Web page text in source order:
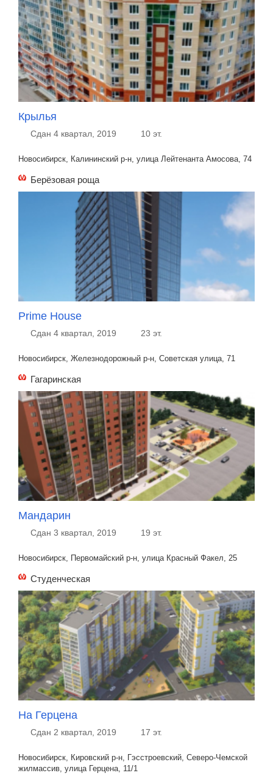
Крылья
Сдан 4 квартал, 2019 10 эт.
Новосибирск, Калининский р-н, улица Лейтенанта Амосова, 74
Берёзовая роща
Prime House
Сдан 4 квартал, 2019 23 эт.
Новосибирск, Железнодорожный р-н, Советская улица, 71
Гагаринская
Мандарин
Сдан 3 квартал, 2019 19 эт.
Новосибирск, Первомайский р-н, улица Красный Факел, 25
Студенческая
На Герцена
Сдан 2 квартал, 2019 17 эт.
Новосибирск, Кировский р-н, Гэсстроевский, Северо-Чемской
жилмассив, улица Герцена, 11/1